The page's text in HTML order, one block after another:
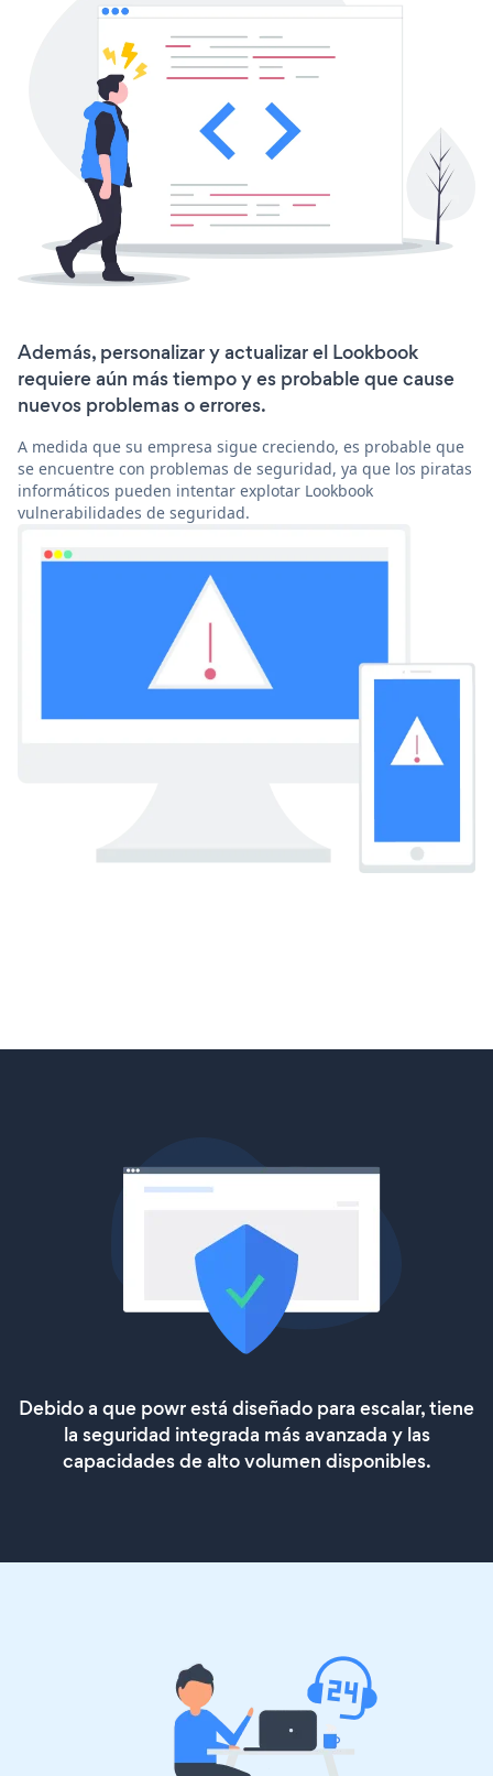
Además, personalizar y actualizar el Lookbook
requiere aún más tiempo y es probable que cause
nuevos problemas o errores.
A medida que su empresa sigue creciendo, es probable que
se encuentre con problemas de seguridad, ya que los piratas
informáticos pueden intentar explotar Lookbook
vulnerabilidades de seguridad.
Debido a que powr está diseñado para escalar, tiene
la seguridad integrada más avanzada y las
capacidades de alto volumen disponibles.